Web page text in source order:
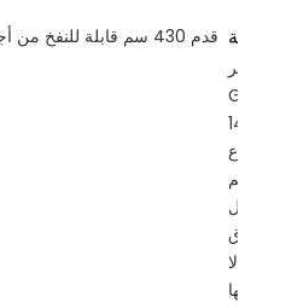
سرعة
يوفر
14.1 قدمًا
ارتفاع
430 سم
من أجل
السباق
سرعة لا
مثيل لها